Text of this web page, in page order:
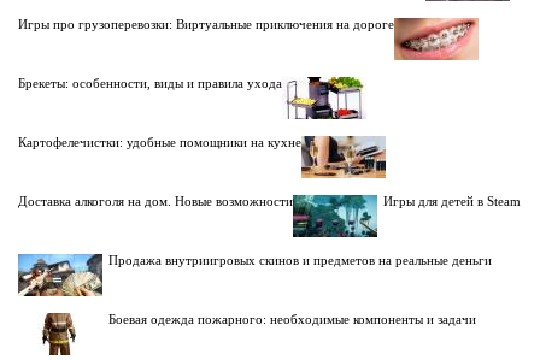
Игры про грузоперевозки: Виртуальные приключения на дороге
Брекеты: особенности, виды и правила ухода
Картофелечистки: удобные помощники на кухне
Доставка алкоголя на дом. Новые возможности Игры для детей в Steam
Продажа внутриигровых скинов и предметов на реальные деньги
Боевая одежда пожарного: необходимые компоненты и задачи